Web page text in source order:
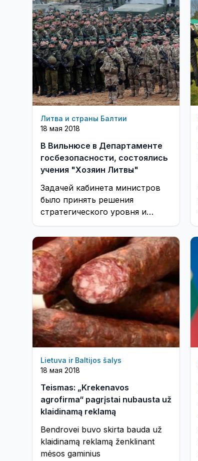
Литва и страны Балтии
18 мая 2018
В Вильнюсе в Департаменте
госбезопасности, состоялись
учения "Хозяин Литвы"
Задачей кабинета министров
было принять решения
стратегического уровня и
срочно решать возникающие
проблемы, связанные с
принятием и дислокацией сил
союзников.
Lietuva ir Baltijos šalys
18 мая 2018
Teismas: „Krekenavos
agrofirma“ pagrįstai nubausta už
klaidinamą reklamą
Bendrovei buvo skirta bauda už
klaidinamą reklamą ženklinant
mėsos gaminius